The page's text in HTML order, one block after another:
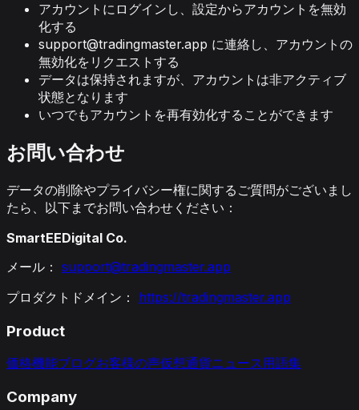
アカウントにログインし、設定からアカウントを無効
化する
support@tradingmaster.app に連絡し、アカウントの
無効化をリクエストする
データは保持されますが、アカウントは非アクティブ
状態となります
いつでもアカウントを再有効化することができます
お問い合わせ
データの削除やプライバシー権に関するご質問がございまし
たら、以下までお問い合わせください：
SmartEEDigital Co.
メール： support@tradingmaster.app
プロダクトドメイン： https://tradingmaster.app
Product
価格機能ブログお客様の声仮想通貨ニュース用語集
Company